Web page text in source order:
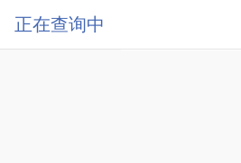
正在查询中